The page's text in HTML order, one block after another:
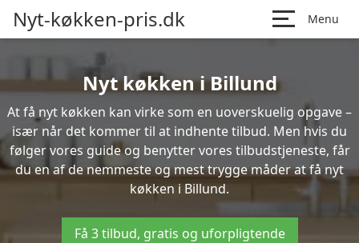
Nyt-køkken-pris.dk Menu
Nyt køkken i Billund
At få nyt køkken kan virke som en uoverskuelig opgave –
især når det kommer til at indhente tilbud. Men hvis du
følger vores guide og benytter vores tilbudstjeneste, får
du en af de nemmeste og mest trygge måder at få nyt
køkken i Billund.
Få 3 tilbud, gratis og uforpligtende